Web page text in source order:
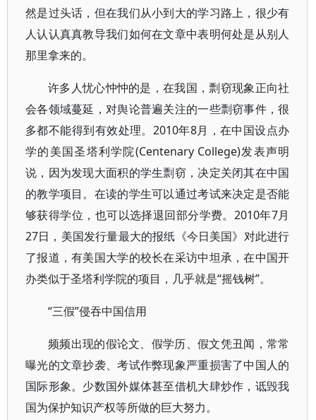
然是过头话，但在我们从小到大的学习路上，很少有
人认认真真教导我们如何在文章中表明何处是从别人
那里拿来的。
许多人忧心忡忡的是，在我国，剽窃现象正向社
会各领域蔓延，对舆论普遍关注的一些剽窃事件，很
多都不能得到有效处理。2010年8月，在中国设点办
学的美国圣塔利学院(Centenary College)发表声明
说，因为发现大面积的学生剽窃，决定关闭其在中国
的教学项目。在读的学生可以通过考试来决定是否能
够获得学位，也可以选择退回部分学费。2010年7月
27日，美国发行量最大的报纸《今日美国》对此进行
了报道，有美国大学的校长在采访中坦承，在中国开
办类似于圣塔利学院的项目，几乎就是“摇钱树”。
“三假”侵吞中国信用
频频出现的假论文、假学历、假文凭丑闻，常常
曝光的文章抄袭、考试作弊现象严重损害了中国人的
国际形象。少数国外媒体甚至借机大肆炒作，诋毁我
国为保护知识产权等所做的巨大努力。